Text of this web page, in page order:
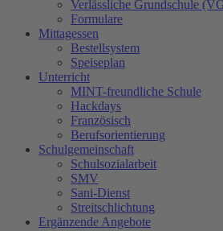
Verlässliche Grundschule
Formulare
Mittagessen
Bestellsystem
Speiseplan
Unterricht
MINT-freundliche Schule
Hackdays
Französisch
Berufsorientierung
Schulgemeinschaft
Schulsozialarbeit
SMV
Sani-Dienst
Streitschlichtung
Ergänzende Angebote